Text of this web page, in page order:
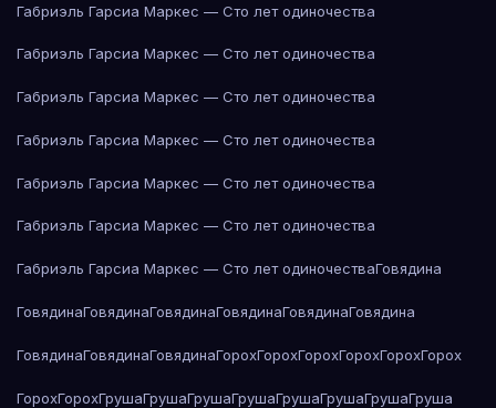
Габриэль Гарсиа Маркес — Сто лет одиночества
Габриэль Гарсиа Маркес — Сто лет одиночества
Габриэль Гарсиа Маркес — Сто лет одиночества
Габриэль Гарсиа Маркес — Сто лет одиночества
Габриэль Гарсиа Маркес — Сто лет одиночества
Габриэль Гарсиа Маркес — Сто лет одиночества
Габриэль Гарсиа Маркес — Сто лет одиночестваГовядина
ГовядинаГовядинаГовядинаГовядинаГовядинаГовядина
ГовядинаГовядинаГовядинаГорохГорохГорохГорохГорохГорох
ГорохГорохГрушаГрушаГрушаГрушаГрушаГрушаГрушаГруша